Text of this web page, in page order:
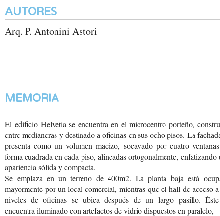
AUTORES
Arq. P. Antonini Astori
MEMORIA
El edificio Helvetia se encuentra en el microcentro porteño,
entre medianeras y destinado a oficinas en sus ocho pisos. La
presenta como un volumen macizo, socavado por cuatro
forma cuadrada en cada piso, alineadas ortogonalmente, enfatizando
apariencia sólida y compacta.
Se emplaza en un terreno de 400m2. La planta baja está
mayormente por un local comercial, mientras que el hall deacceso
niveles deoficinas se ubica después de un largo pasillo. Éste
encuentra iluminadocon artefactos de vidriodispuestos en paralelo,